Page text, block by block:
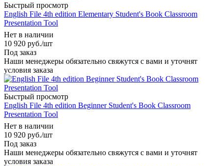
Быстрый просмотр
English File 4th edition Elementary Student's Book Classroom
Presentation Tool
Нет в наличии
10 920 руб./шт
Под заказ
Наши менеджеры обязательно свяжутся с вами и уточнят
условия заказа
Быстрый просмотр
English File 4th edition Beginner Student's Book Classroom
Presentation Tool
Нет в наличии
10 920 руб./шт
Под заказ
Наши менеджеры обязательно свяжутся с вами и уточнят
условия заказа